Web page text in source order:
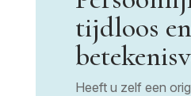
tijdloos en
Heeft u zelf een